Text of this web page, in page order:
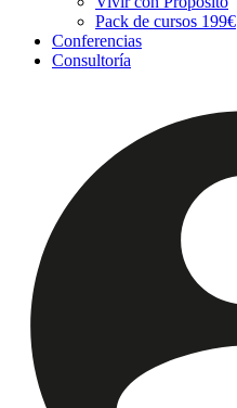
Pack de cursos 199€
Conferencias
Consultoría